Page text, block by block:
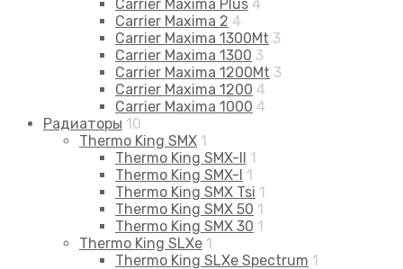
Carrier Maxima Plus 4
Carrier Maxima 2 4
Carrier Maxima 1300Mt 3
Carrier Maxima 1300 3
Carrier Maxima 1200Mt 3
Carrier Maxima 1200 4
Carrier Maxima 1000 4
Радиаторы 10
Thermo King SMX 1
Thermo King SMX-II 1
Thermo King SMX-I 1
Thermo King SMX Tsi 1
Thermo King SMX 50 1
Thermo King SMX 30 1
Thermo King SLXe 1
Thermo King SLXe Spectrum 1